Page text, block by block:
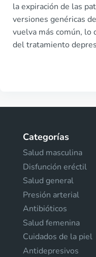
la expiración de las
versiones genéricas
vuelva más común, lo
del tratamiento
Categorías
Salud masculina
Disfunción eréctil
Salud general
Presión arterial
Antibióticos
Salud femenina
Cuidados de la piel
Antidepresivos